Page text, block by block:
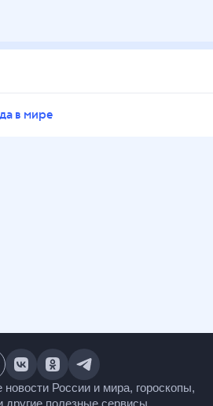
в мире
новости России и мира,